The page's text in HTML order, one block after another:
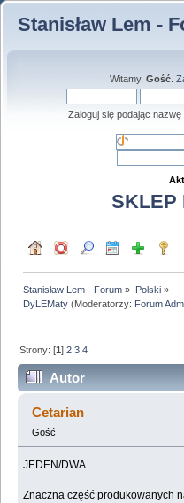
Stanisław Lem -
Witamy, Gość.
Zaloguj się podając nazwę
SKLEP
Stanisław Lem - Forum » Polski»
DyLEMaty (Moderatorzy: Forum
Strony: [1]2 3 4
Autor
(Przeczytany 144733 razy)
Cetarian
Gość
JEDEN/DWA
Znaczna część produkowanych